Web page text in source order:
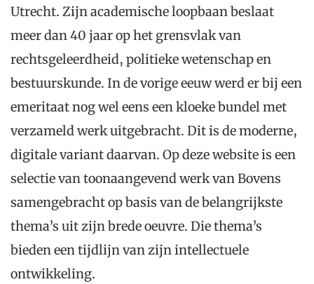
Utrecht. Zijn academische loopbaan beslaat
meer dan 40 jaar op het grensvlak van
rechtsgeleerdheid, politieke wetenschap en
bestuurskunde. In de vorige eeuw werd er bij een
emeritaat nog wel eens een kloeke bundel met
verzameld werk uitgebracht. Dit is de moderne,
digitale variant daarvan. Op deze website is een
selectie van toonaangevend werk van Bovens
samengebracht op basis van de belangrijkste
thema’s uit zijn brede oeuvre. Die thema’s
bieden een tijdlijn van zijn intellectuele
ontwikkeling.